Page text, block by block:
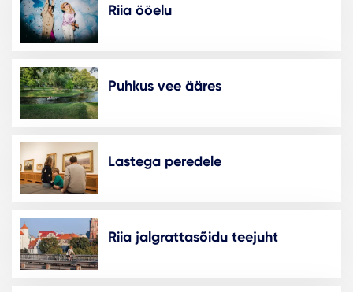
Riia ööelu
Puhkus vee ääres
Lastega peredele
Riia jalgrattasõidu teejuht